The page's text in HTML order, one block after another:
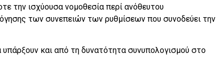
την ισχύουσα νομοθεσία περί ανόθευτου
των συνεπειών των ρυθμίσεων που συνοδεύει την
και από τη δυνατότητα συνυπολογισμού στο